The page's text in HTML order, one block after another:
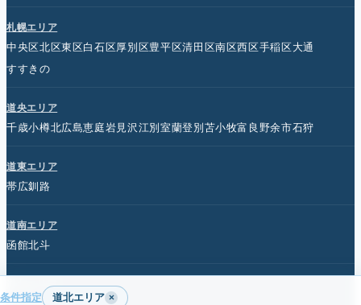
条件指定 道北エリア ×
札幌エリア
中央区北区東区白石区厚別区豊平区清田区南区西区手稲区大通
すすきの
道央エリア
千歳小樽北広島恵庭岩見沢江別室蘭登別苫小牧富良野余市石狩
道東エリア
帯広釧路
道南エリア
函館北斗
道北エリア